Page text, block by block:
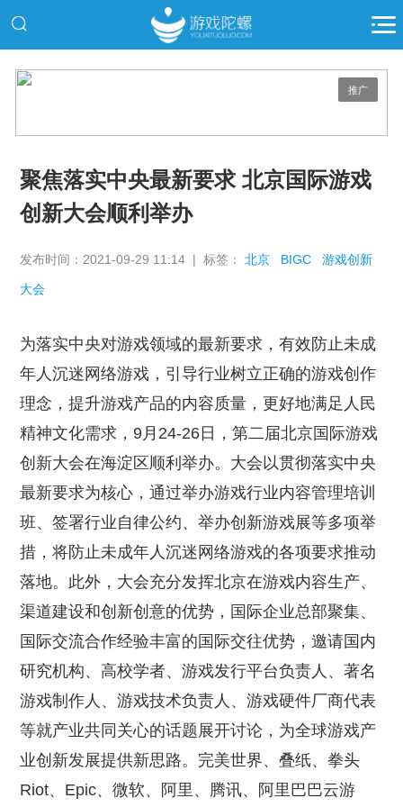
推广
聚焦落实中央最新要求 北京国际游戏
创新大会顺利举办
发布时间：2021-09-29 11:14 | 标签：北京 BIGC 游戏创新
大会
为落实中央对游戏领域的最新要求，有效防止未成
年人沉迷网络游戏，引导行业树立正确的游戏创作
理念，提升游戏产品的内容质量，更好地满足人民
精神文化需求，9月24-26日，第二届北京国际游戏
创新大会在海淀区顺利举办。大会以贯彻落实中央
最新要求为核心，通过举办游戏行业内容管理培训
班、签署行业自律公约、举办创新游戏展等多项举
措，将防止未成年人沉迷网络游戏的各项要求推动
落地。此外，大会充分发挥北京在游戏内容生产、
渠道建设和创新创意的优势，国际企业总部聚集、
国际交流合作经验丰富的国际交往优势，邀请国内
研究机构、高校学者、游戏发行平台负责人、著名
游戏制作人、游戏技术负责人、游戏硬件厂商代表
等就产业共同关心的话题展开讨论，为全球游戏产
业创新发展提供新思路。完美世界、叠纸、拳头
Riot、Epic、微软、阿里、腾讯、阿里巴巴云游